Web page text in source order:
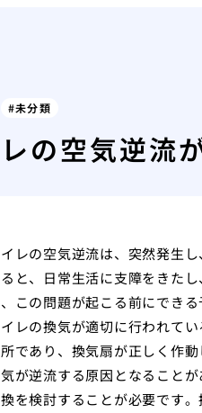
未分類
の空気逆流
イレの空気逆流は、突然発生
と、日常生活に支障をきた
、この問題が起こる前にでき
イレの換気が適切に行われて
であり、換気扇が正しく作
が逆流する原因となること
を検討することが必要です